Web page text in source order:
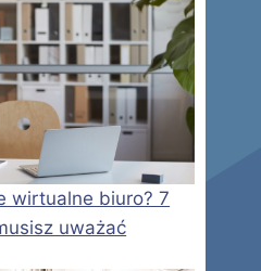
wirtualne biuro? 7
uważać